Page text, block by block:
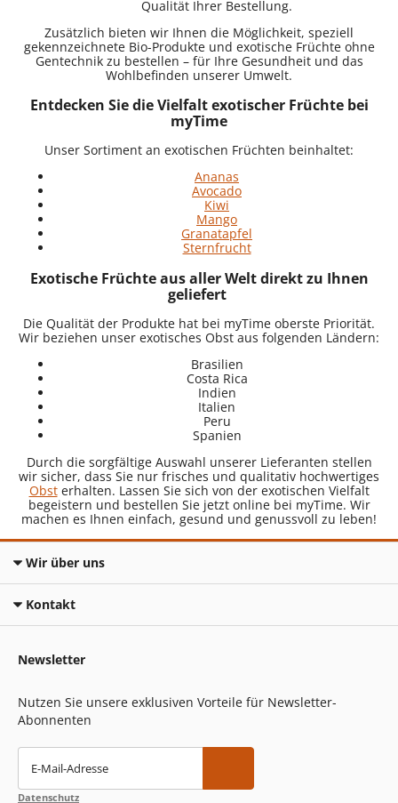
Qualität Ihrer Bestellung.
Zusätzlich bieten wir Ihnen die Möglichkeit, speziell
gekennzeichnete Bio-Produkte und exotische Früchte ohne
Gentechnik zu bestellen – für Ihre Gesundheit und das
Wohlbefinden unserer Umwelt.
Entdecken Sie die Vielfalt exotischer Früchte bei
myTime
Unser Sortiment an exotischen Früchten beinhaltet:
Ananas
Avocado
Kiwi
Mango
Granatapfel
Sternfrucht
Exotische Früchte aus aller Welt direkt zu Ihnen
geliefert
Die Qualität der Produkte hat bei myTime oberste Priorität.
Wir beziehen unser exotisches Obst aus folgenden Ländern:
Brasilien
Costa Rica
Indien
Italien
Peru
Spanien
Durch die sorgfältige Auswahl unserer Lieferanten stellen
wir sicher, dass Sie nur frisches und qualitativ hochwertiges
Obsterhalten. Lassen Sie sich von der exotischen Vielfalt
begeistern und bestellen Sie jetzt online bei myTime. Wir
machen es Ihnen einfach, gesund und genussvoll zu leben!
Wir über uns
Kontakt
Newsletter
Nutzen Sie unsere exklusiven Vorteile für Newsletter-
Abonnenten
E-Mail-Adresse
Datenschutz